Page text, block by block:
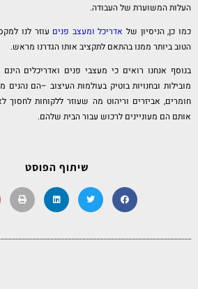
העלות המשוערת של העבודה.
כמו כן, הניסיון של אדריכל ומעצב פנים עוזר לנו
הטוב ביותר ממנו בהתאם לתקציב אותו הגדרנו מראש.
בנוסף אנחנו רואים כי מעצבי פנים ואדריכלים
מובילות ובחנויות בוטיק בעולמות העיצוב –הם
חומרים, אביזרים וריהוט מה שעוזר ללקוחות
אותם הם מעוניינים לרכוש עבור הבית שלהם.
שיתוף הפוסט